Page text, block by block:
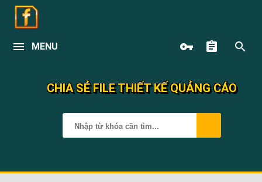
MENU
CHIA SẺ FILE THIẾT KẾ QUẢNG CÁO